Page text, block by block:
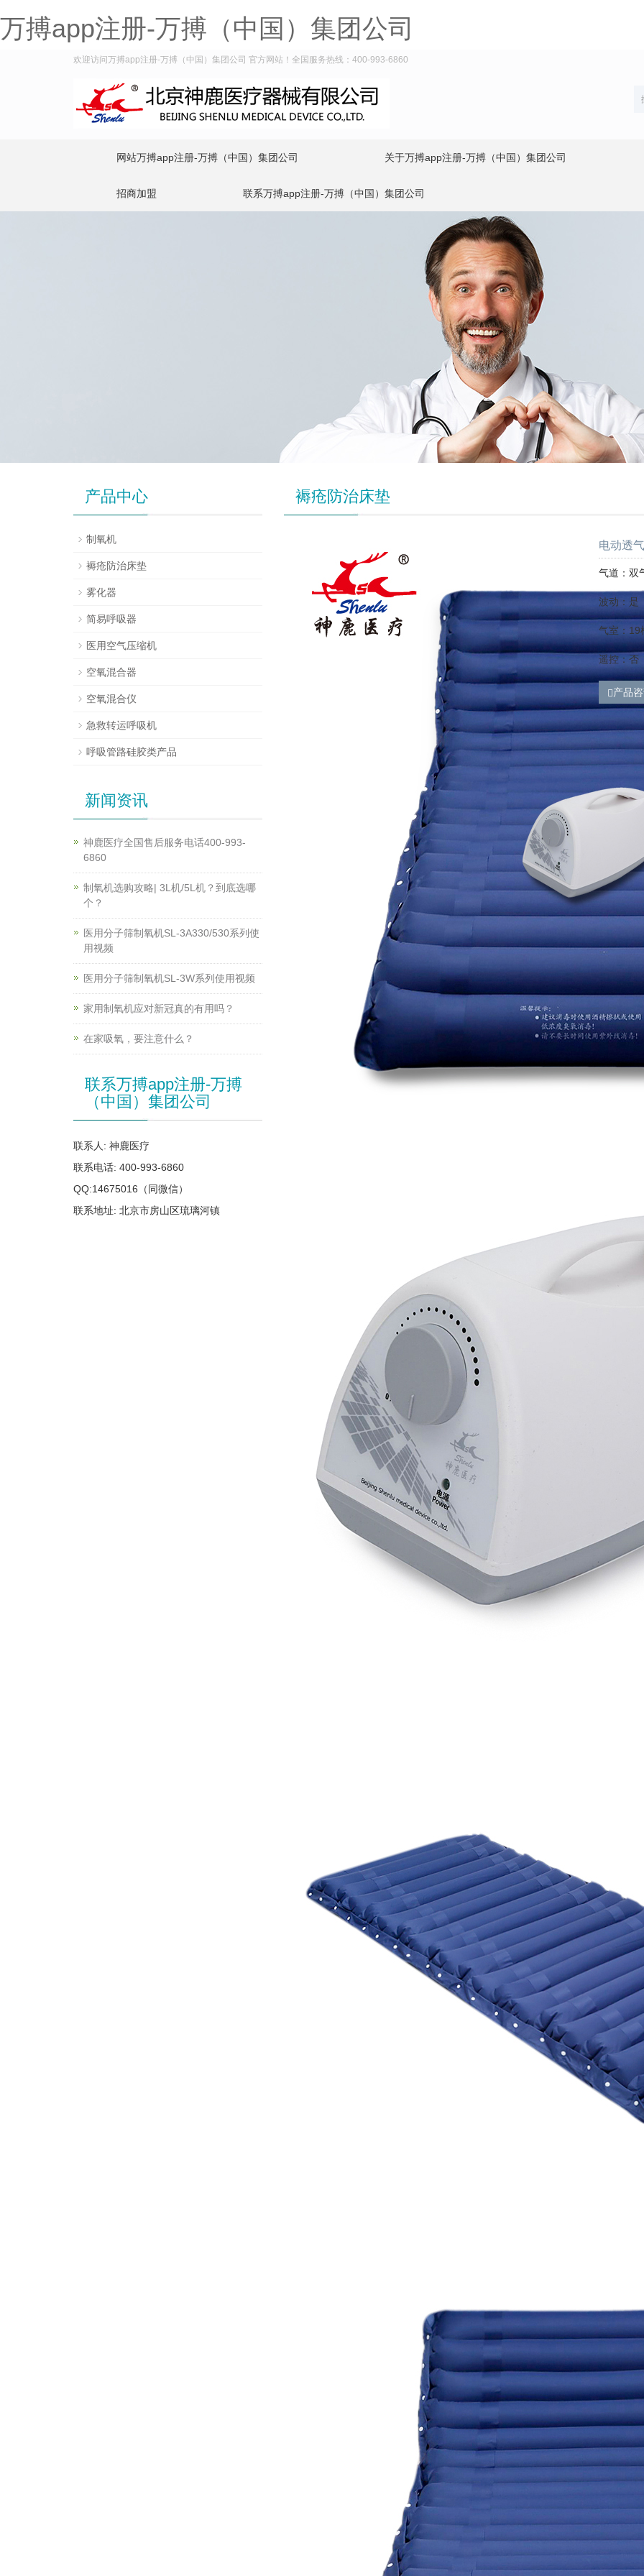
万搏app注册-万搏（中国）集团公司
欢迎访问万搏app注册-万搏（中国）集团公司 官方网站！全国服务热线：400-993-6860
网站万搏app注册-万搏（中国）集团公司 关于万搏app注册-万搏（中国）集团公司
招商加盟 联系万搏app注册-万搏（中国）集团公司
褥疮防治床垫
电动透
气道：双
波动：是
气室：19
遥控：否
产品
产品中心
制氧机
褥疮防治床垫
雾化器
简易呼吸器
医用空气压缩机
空氧混合器
空氧混合仪
急救转运呼吸机
呼吸管路硅胶类产品
新闻资讯
神鹿医疗全国售后服务电话400-993-
6860
制氧机选购攻略| 3L机/5L机？到底选哪
个？
医用分子筛制氧机SL-3A330/530系列使
用视频
医用分子筛制氧机SL-3W系列使用视频
家用制氧机应对新冠真的有用吗？
在家吸氧，要注意什么？
联系万搏app注册-万搏
（中国）集团公司
联系人: 神鹿医疗
联系电话: 400-993-6860
QQ:14675016（同微信）
联系地址: 北京市房山区琉璃河镇